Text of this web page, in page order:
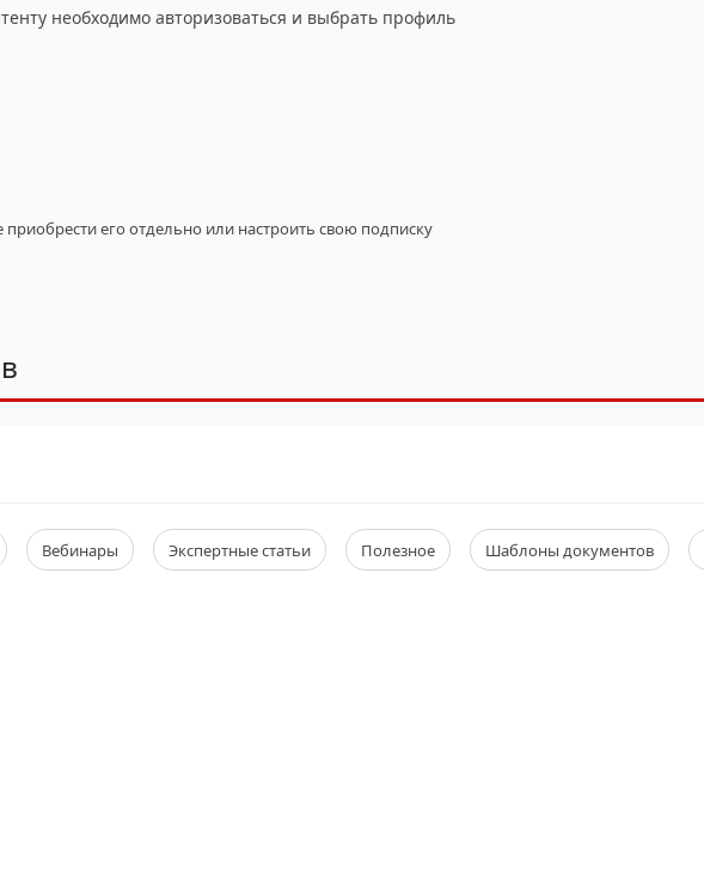
необходимо авторизоваться и выбрать профиль
его отдельно или настроить свою подписку
Вебинары Экспертные статьи Полезное Шаблоны документов